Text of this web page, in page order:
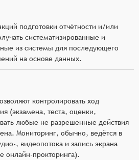
подготовки отчётности и/или
систематизированные и
из системы для последующего
на основе данных.
контролировать ход
(экзамена, теста, оценки,
любые не разрешённые действия
Мониторинг, обычно, ведётся в
, видеопотока и запись экрана
онлайн-прокторинга).